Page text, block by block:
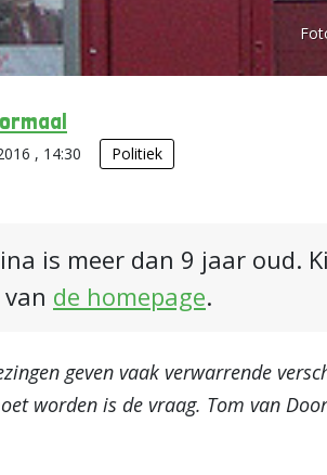
, 14:30 Politiek
is meer dan 9 jaar oud.
de homepage.
geven vaak verwarrende
worden is de vraag. Tom van